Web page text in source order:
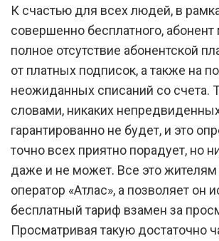
К счастью для всех людей, в
совершенно бесплатного,
полное отсутствие абонентской
от платных подписок, а также на
неожиданных списаний со счета.
словами, никаких
гарантированно не будет, и это
точно всех приятно порадует, но
даже и не может. Все это
оператор «Атлас», а позволяет он
бесплатный тариф взамен за
Просматривая такую достаточно